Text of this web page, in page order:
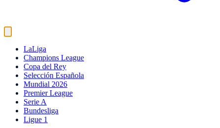
LaLiga
Champions League
Copa del Rey
Selección Española
Mundial 2026
Premier League
Serie A
Bundesliga
Ligue 1